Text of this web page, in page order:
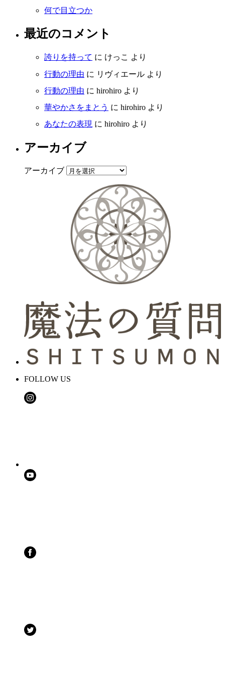
何で目立つか
最近のコメント
誇りを持って に けっこ より
行動の理由 に リヴィエール より
行動の理由 に hirohiro より
華やかさをまとう に hirohiro より
あなたの表現 に hirohiro より
アーカイブ
アーカイブ
FOLLOW US